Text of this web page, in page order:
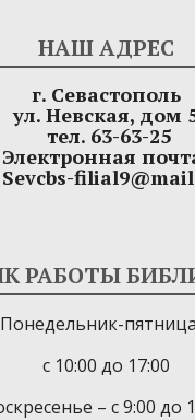
НАШ АДРЕС
г. Севастополь
ул. Невская, дом
тел. 63-63-25
Электронная
Sevcbs-
РАБОТЫ
Понедельник-
с 10:00 до 17:00
– с 9:00 до